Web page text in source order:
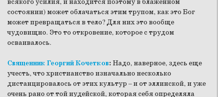
всякого усилия, и находится поэтому в блаженном
состоянии) может облачаться этим трупом, как это Бог
может превращаться в тело? Для них это вообще
чудовищно. Это то откровение, которое с трудом
осваивалось.
Священник Георгий Кочетков: Надо, наверное, здесь еще
учесть, что христианство изначально несколько
дистанцировалось от этих культур – и от эллинской, и уже
очень рано от той иудейской, которая себя определяла